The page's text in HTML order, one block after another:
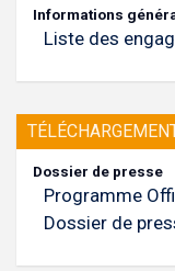
Informations
Liste des
Dossier de presse
Programme
Dossier de